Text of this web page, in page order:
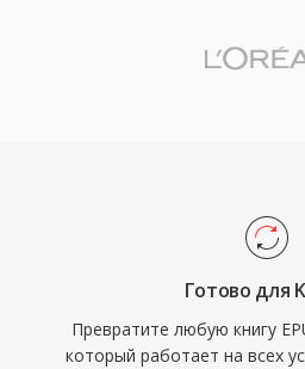
Готово для
Превратите любую книгу
который работает на всех